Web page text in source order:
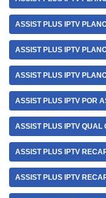
ASSIST PLUS IPTV
ASSIST PLUS IPTV
ASSIST PLUS IPTV
ASSIST PLUS IPTV POR
ASSIST PLUS IPTV QUAL
ASSIST PLUS IPTV
ASSIST PLUS IPTV